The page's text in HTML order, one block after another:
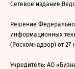
Сетевое издание
Решение
информационных
(Роскомнадзор) от 27
Учредитель: АО